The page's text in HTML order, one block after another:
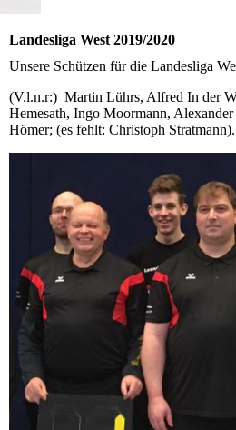
Landesliga West 2019/2020
Unsere Schützen für die Landesliga
(V.l.n.r:) Martin Lührs, Alfred In der
Hemesath, Ingo Moormann,
Hömer; (es fehlt: Christoph Stratmann).